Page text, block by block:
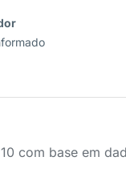
com base em